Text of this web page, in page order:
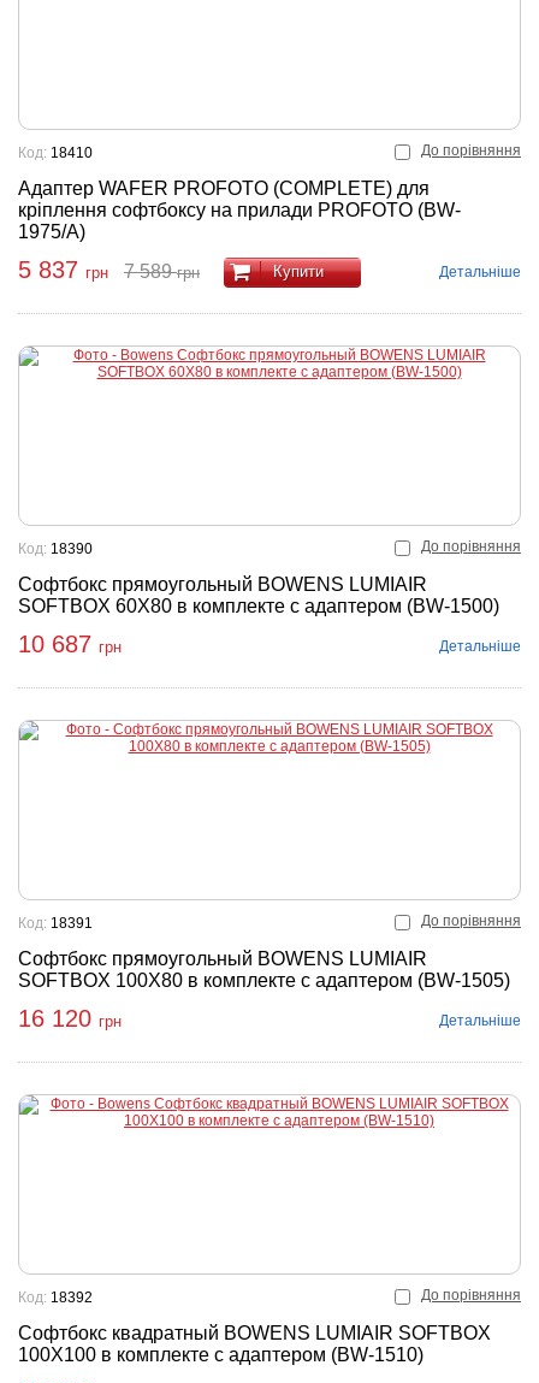
До порівняння
Адаптер WAFER PROFOTO (COMPLETE) для
кріплення софтбоксу на прилади PROFOTO (BW-
1975/A)
Код: 18410
5 837 грн 7 589грн Купити Детальніше
До порівняння
Софтбокс прямоугольный BOWENS LUMIAIR
SOFTBOX 60X80 в комплекте с адаптером (BW-1500)
Код: 18390
10 687 грн Детальніше
До порівняння
Софтбокс прямоугольный BOWENS LUMIAIR
SOFTBOX 100X80 в комплекте с адаптером (BW-1505)
Код: 18391
16 120 грн Детальніше
До порівняння
Софтбокс квадратный BOWENS LUMIAIR SOFTBOX
100X100 в комплекте с адаптером (BW-1510)
Код: 18392